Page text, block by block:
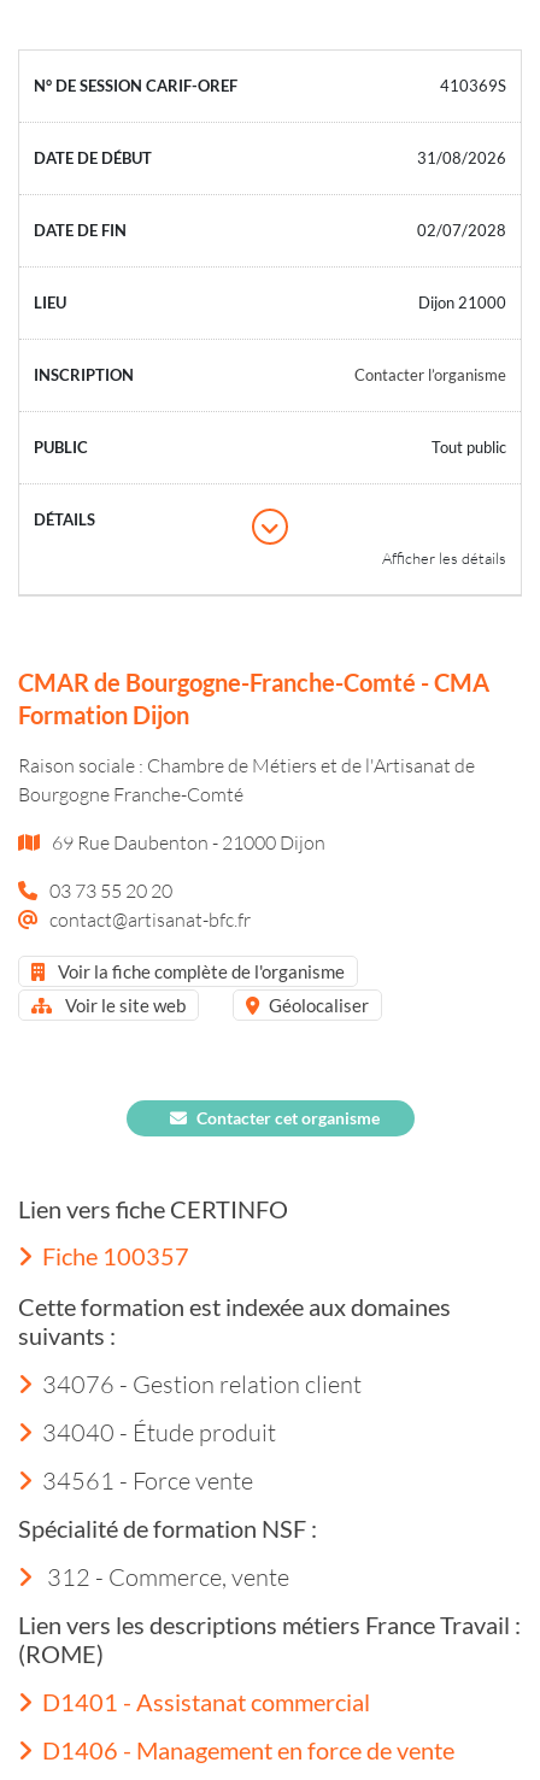
410369S
31/08/2026
02/07/2028
Dijon 21000
Contacter l’organisme
Tout public
Afficher les détails
CMAR de Bourgogne-Franche-Comté - CMA
Formation Dijon
Raison sociale : Chambre de Métiers et de l'Artisanat de
Bourgogne Franche-Comté
69 Rue Daubenton - 21000 Dijon
03 73 55 20 20
contact@artisanat-bfc.fr
Voir la fiche complète de l'organisme
Voir le site web
Géolocaliser
Contacter cet organisme
Lien vers fiche CERTINFO
Fiche 100357
Cette formation est indexée aux domaines
suivants :
34076 - Gestion relation client
34040 - Étude produit
34561 - Force vente
Spécialité de formation NSF :
312 - Commerce, vente
Lien vers les descriptions métiers France Travail :
(ROME)
D1401 - Assistanat commercial
D1406 - Management en force de vente